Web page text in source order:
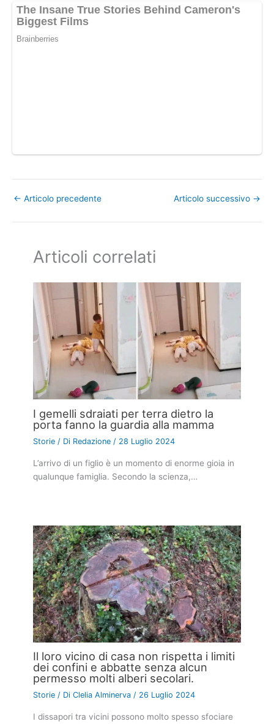
← Articolo precedente Articolo successivo →
Articoli correlati
I gemelli sdraiati per terra dietro la
porta fanno la guardia alla mamma
Storie / Di Redazione / 28 Luglio 2024
L’arrivo di un figlio è un momento di enorme gioia in
qualunque famiglia. Secondo la scienza,…
Il loro vicino di casa non rispetta i limiti
dei confini e abbatte senza alcun
permesso molti alberi secolari.
Storie / DiClelia Alminerva/ 26 Luglio 2024
I dissapori tra vicini possono molto spesso sfociare